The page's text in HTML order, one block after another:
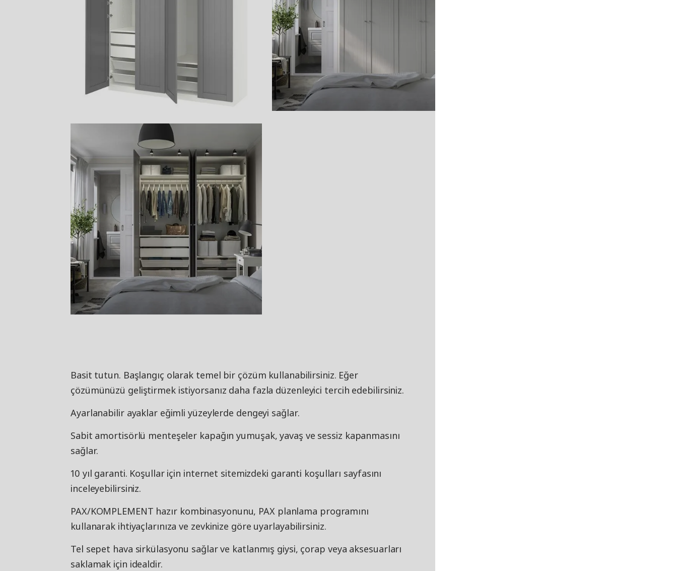
Basit tutun. Başlangıç olarak temel bir çözüm kullanabilirsiniz. Eğer
çözümünüzü geliştirmek istiyorsanız daha fazla düzenleyici tercih edebilirsiniz.
Ayarlanabilir ayaklar eğimli yüzeylerde dengeyi sağlar.
Sabit amortisörlü menteşeler kapağın yumuşak, yavaş ve sessiz kapanmasını
sağlar.
10 yıl garanti. Koşullar için internet sitemizdeki garanti koşulları sayfasını
inceleyebilirsiniz.
PAX/KOMPLEMENT hazır kombinasyonunu, PAX planlama programını
kullanarak ihtiyaçlarınıza ve zevkinize göre uyarlayabilirsiniz.
Tel sepet hava sirkülasyonu sağlar ve katlanmış giysi, çorap veya aksesuarları
saklamak için idealdir.